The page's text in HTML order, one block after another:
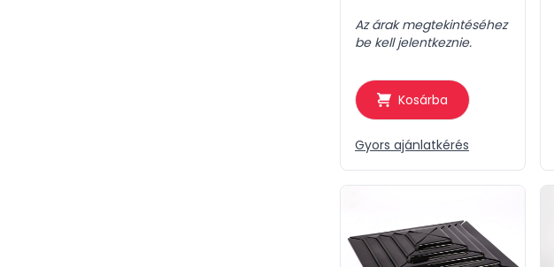
Az árak megtekintéséhez
be kell jelentkeznie.
Kosárba
Gyors ajánlatkérés